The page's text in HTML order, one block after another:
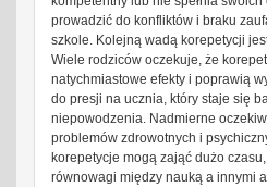
prowadzić do konfliktów i braku
szkole. Kolejną wadą korepetycji
Wiele rodziców oczekuje, że
natychmiastowe efekty i poprawią
do presji na ucznia, który staje się
niepowodzenia. Nadmierne
problemów zdrowotnych i
korepetycje mogą zająć dużo
równowagi między nauką a innymi